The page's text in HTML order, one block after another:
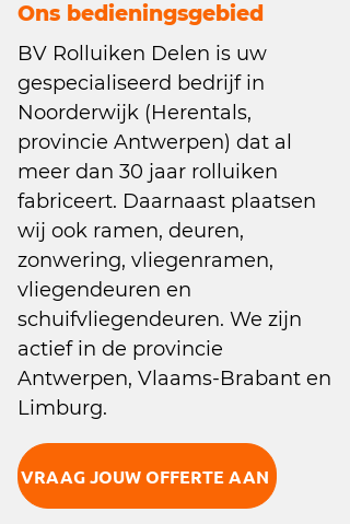
Ons bedieningsgebied
BV Rolluiken Delen is uw
gespecialiseerd bedrijf in
Noorderwijk (Herentals,
provincie Antwerpen) dat al
meer dan 30 jaar rolluiken
fabriceert. Daarnaast plaatsen
wij ook ramen, deuren,
zonwering, vliegenramen,
vliegendeuren en
schuifvliegendeuren. We zijn
actief in de provincie
Antwerpen, Vlaams-Brabant en
Limburg.
VRAAG JOUW OFFERTE AAN